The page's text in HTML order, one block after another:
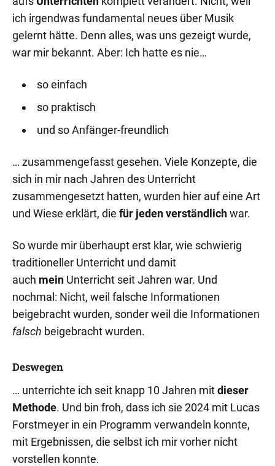
ich irgendwas fundamental neues über Musik
gelernt hätte. Denn alles, was uns gezeigt wurde,
war mir bekannt. Aber: Ich hatte es nie…
so einfach
so praktisch
und so Anfänger-freundlich
… zusammengefasst gesehen. Viele Konzepte, die
sich in mir nach Jahren des Unterricht
zusammengesetzt hatten, wurden hier auf eine Art
und Wiese erklärt, die für jeden verständlichwar.
So wurde mir überhaupt erst klar, wie schwierig
traditioneller Unterricht und damit
auch mein Unterricht seit Jahren war. Und
nochmal: Nicht, weil falsche Informationen
beigebracht wurden, sonder weil die Informationen
falsch beigebracht wurden.
Deswegen
… unterrichte ich seit knapp 10 Jahren mitdieser
Methode. Und bin froh, dass ich sie 2024 mit Lucas
Forstmeyer in ein Programm verwandeln konnte,
mit Ergebnissen, die selbst ich mir vorher nicht
vorstellen konnte.